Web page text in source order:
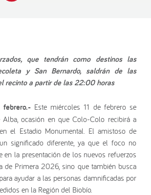
que tendrán como destinos las
y San Bernardo, saldrán de las
recinto a partir de las 22:00 horas
Este miércoles 11 de febrero se
Alba, ocasión en que Colo-Colo recibirá a
el Estadio Monumental. El amistoso de
significado diferente, ya que el foco no
en la presentación de los nuevos refuerzos
de Primera 2026, sino que también busca
ayudar a las personas damnificadas por
en la Región del Biobío.